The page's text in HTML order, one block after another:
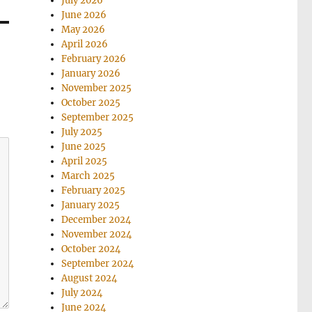
June 2026
May 2026
April 2026
February 2026
January 2026
November 2025
October 2025
September 2025
July 2025
June 2025
April 2025
March 2025
February 2025
January 2025
December 2024
November 2024
October 2024
September 2024
August 2024
July 2024
June 2024